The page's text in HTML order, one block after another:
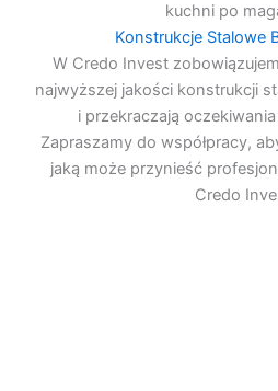
kuchni po
Konstrukcje Stalowe
W Credo Invest
najwyższej jakości konstrukcji
i przekraczają
Zapraszamy do współpracy,
jaką może przynieść
Credo